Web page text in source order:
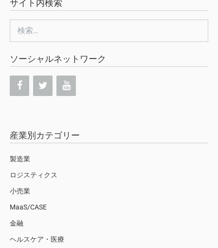
サイト内検索
ソーシャルネットワーク
産業別カテゴリー
製造業
ロジスティクス
小売業
MaaS/CASE
金融
ヘルスケア・医療